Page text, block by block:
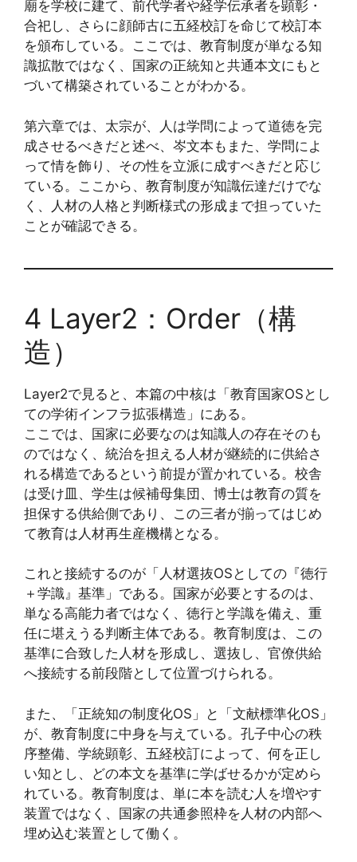
廟を学校に建て、前代学者や経学伝承者を顕彰・
合祀し、さらに顔師古に五経校訂を命じて校訂本
を頒布している。ここでは、教育制度が単なる知
識拡散ではなく、国家の正統知と共通本文にもと
づいて構築されていることがわかる。
第六章では、太宗が、人は学問によって道徳を完
成させるべきだと述べ、岑文本もまた、学問によ
って情を飾り、その性を立派に成すべきだと応じ
ている。ここから、教育制度が知識伝達だけでな
く、人材の人格と判断様式の形成まで担っていた
ことが確認できる。
4 Layer2：Order（構
造）
Layer2で見ると、本篇の中核は「教育国家OSとし
ての学術インフラ拡張構造」にある。
ここでは、国家に必要なのは知識人の存在そのも
のではなく、統治を担える人材が継続的に供給さ
れる構造であるという前提が置かれている。校舎
は受け皿、学生は候補母集団、博士は教育の質を
担保する供給側であり、この三者が揃ってはじめ
て教育は人材再生産機構となる。
これと接続するのが「人材選抜OSとしての『徳行
＋学識』基準」である。国家が必要とするのは、
単なる高能力者ではなく、徳行と学識を備え、重
任に堪えうる判断主体である。教育制度は、この
基準に合致した人材を形成し、選抜し、官僚供給
へ接続する前段階として位置づけられる。
また、「正統知の制度化OS」と「文献標準化OS」
が、教育制度に中身を与えている。孔子中心の秩
序整備、学統顕彰、五経校訂によって、何を正し
い知とし、どの本文を基準に学ばせるかが定めら
れている。教育制度は、単に本を読む人を増やす
装置ではなく、国家の共通参照枠を人材の内部へ
埋め込む装置として働く。